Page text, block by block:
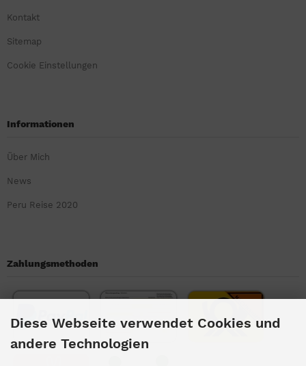
Kontakt
Sitemap
Cookie Einstellungen
Informationen
Über Mich
News
Peru Reise 2020
Zahlungsmethoden
Diese Webseite verwendet Cookies und
andere Technologien